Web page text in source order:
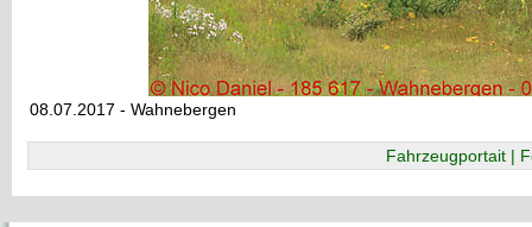
08.07.2017 - Wahnebergen
Fahrzeugportait |